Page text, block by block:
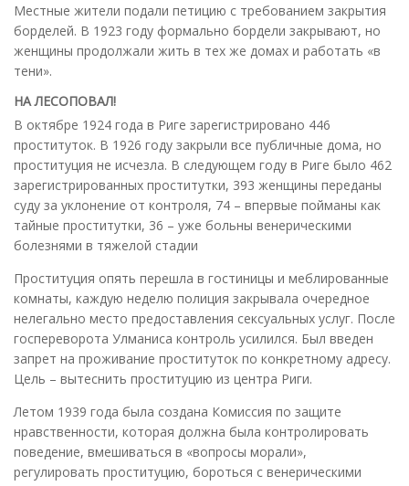
Местные жители подали петицию с требованием закрытия
борделей. В 1923 году формально бордели закрывают, но
женщины продолжали жить в тех же домах и работать «в
тени».
НА ЛЕСОПОВАЛ!
В октябре 1924 года в Риге зарегистрировано 446
проституток. В 1926 году закрыли все публичные дома, но
проституция не исчезла. В следующем году в Риге было 462
зарегистрированных проститутки, 393 женщины переданы
суду за уклонение от контроля, 74 – впервые пойманы как
тайные проститутки, 36 – уже больны венерическими
болезнями в тяжелой стадии
Проституция опять перешла в гостиницы и меблированные
комнаты, каждую неделю полиция закрывала очередное
нелегально место предоставления сексуальных услуг. После
госпереворота Улманиса контроль усилился. Был введен
запрет на проживание проституток по конкретному адресу.
Цель – вытеснить проституцию из центра Риги.
Летом 1939 года была создана Комиссия по защите
нравственности, которая должна была контролировать
поведение, вмешиваться в «вопросы морали»,
регулировать проституцию, бороться с венерическими